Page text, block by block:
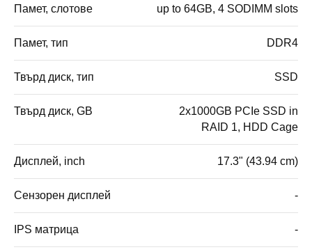
Памет, слотове up to 64GB, 4 SODIMM slots
Памет, тип DDR4
Твърд диск, тип SSD
Твърд диск, GB
2x1000GB PCIe SSD in
RAID 1, HDD Cage
Дисплей, inch 17.3" (43.94 cm)
Сензорен дисплей -
IPS матрица -